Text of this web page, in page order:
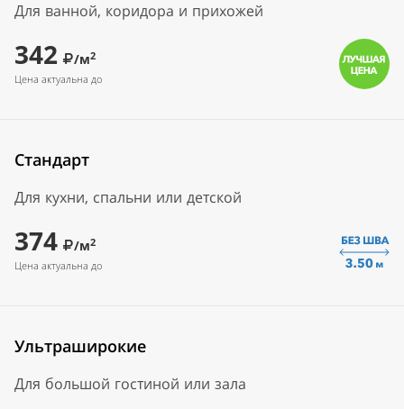
Для ванной, коридора и прихожей
342 /м2
Цена актуальна до
Стандарт
Для кухни, спальни или детской
374 /м2
Цена актуальна до
Ультраширокие
Для большой гостиной или зала